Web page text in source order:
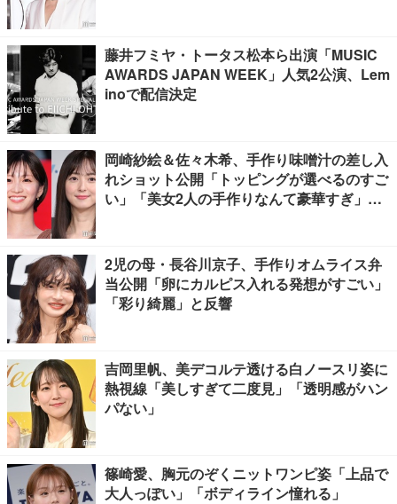
藤井フミヤ・トータス松本ら出演「MUSIC
AWARDS JAPAN WEEK」人気2公演、Lem
inoで配信決定
岡崎紗絵＆佐々木希、手作り味噌汁の差し入
れショット公開「トッピングが選べるのすご
い」「美女2人の手作りなんて豪華すぎ」と
2児の母・長谷川京子、手作りオムライス弁
当公開「卵にカルピス入れる発想がすごい」
「彩り綺麗」と反響
吉岡里帆、美デコルテ透ける白ノースリ姿に
熱視線「美しすぎて二度見」「透明感がハン
パない」
篠崎愛、胸元のぞくニットワンピ姿「上品で
大人っぽい」「ボディライン憧れる」